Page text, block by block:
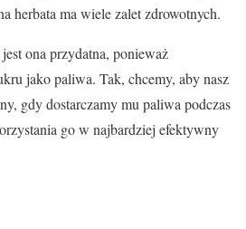
herbata ma wiele zalet zdrowotnych.
ona przydatna, ponieważ
jako paliwa. Tak, chcemy, aby nasz
gdy dostarczamy mu paliwa podczas
go w najbardziej efektywny